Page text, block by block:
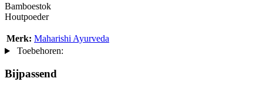
Bamboestok
Houtpoeder
Merk: Maharishi Ayurveda
Toebehoren:
Bijpassend